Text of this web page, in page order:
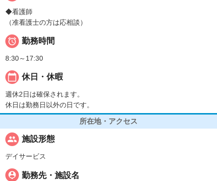
◆看護師
（准看護士の方は応相談）
 勤務時間
8:30～17:30
calendar_today 休日・休暇
週休2日は確保されます。
休日は勤務日以外の日です。
所在地・アクセス
people 施設形態
デイサービス
person_pin 勤務先・施設名